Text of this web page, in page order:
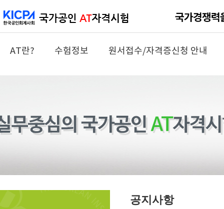
AT란? 수험정보 원서접수/자격증신청 안내
공지사항